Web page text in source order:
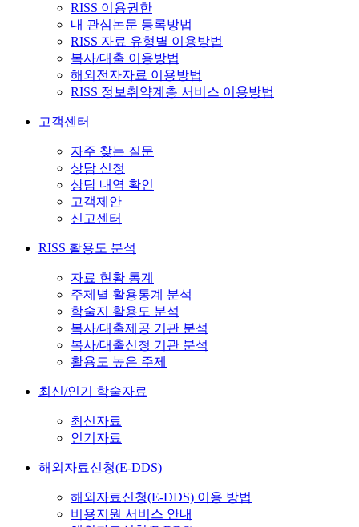
RISS 이용권한
내 관심논문 등록방법
RISS 자료 유형별 이용방법
복사/대출 이용방법
해외전자자료 이용방법
RISS 정보취약계층 서비스 이용방법
고객센터
자주 찾는 질문
상담 신청
상담 내역 확인
고객제안
신고센터
RISS 활용도 분석
자료 현황 통계
주제별 활용통계 분석
학술지 활용도 분석
복사/대출제공 기관 분석
복사/대출신청 기관 분석
활용도 높은 주제
최신/인기 학술자료
최신자료
인기자료
해외자료신청(E-DDS)
해외자료신청(E-DDS) 이용 방법
비용지원 서비스 안내